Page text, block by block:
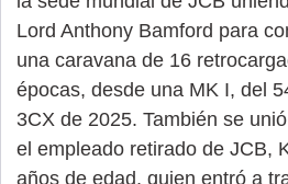
Lord Anthony Bamford para
una caravana de 16
épocas, desde una MK I, del
3CX de 2025. También se
el empleado retirado de JCB,
años de edad, quien entró a